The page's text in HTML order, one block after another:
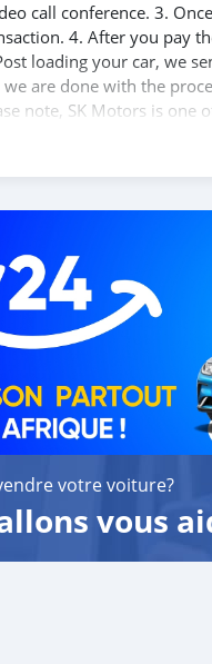
call conference. 3.
4. After you pay
loading your car, we
are done with the
note, SK Motors is one
We are always
votre voiture?
vous